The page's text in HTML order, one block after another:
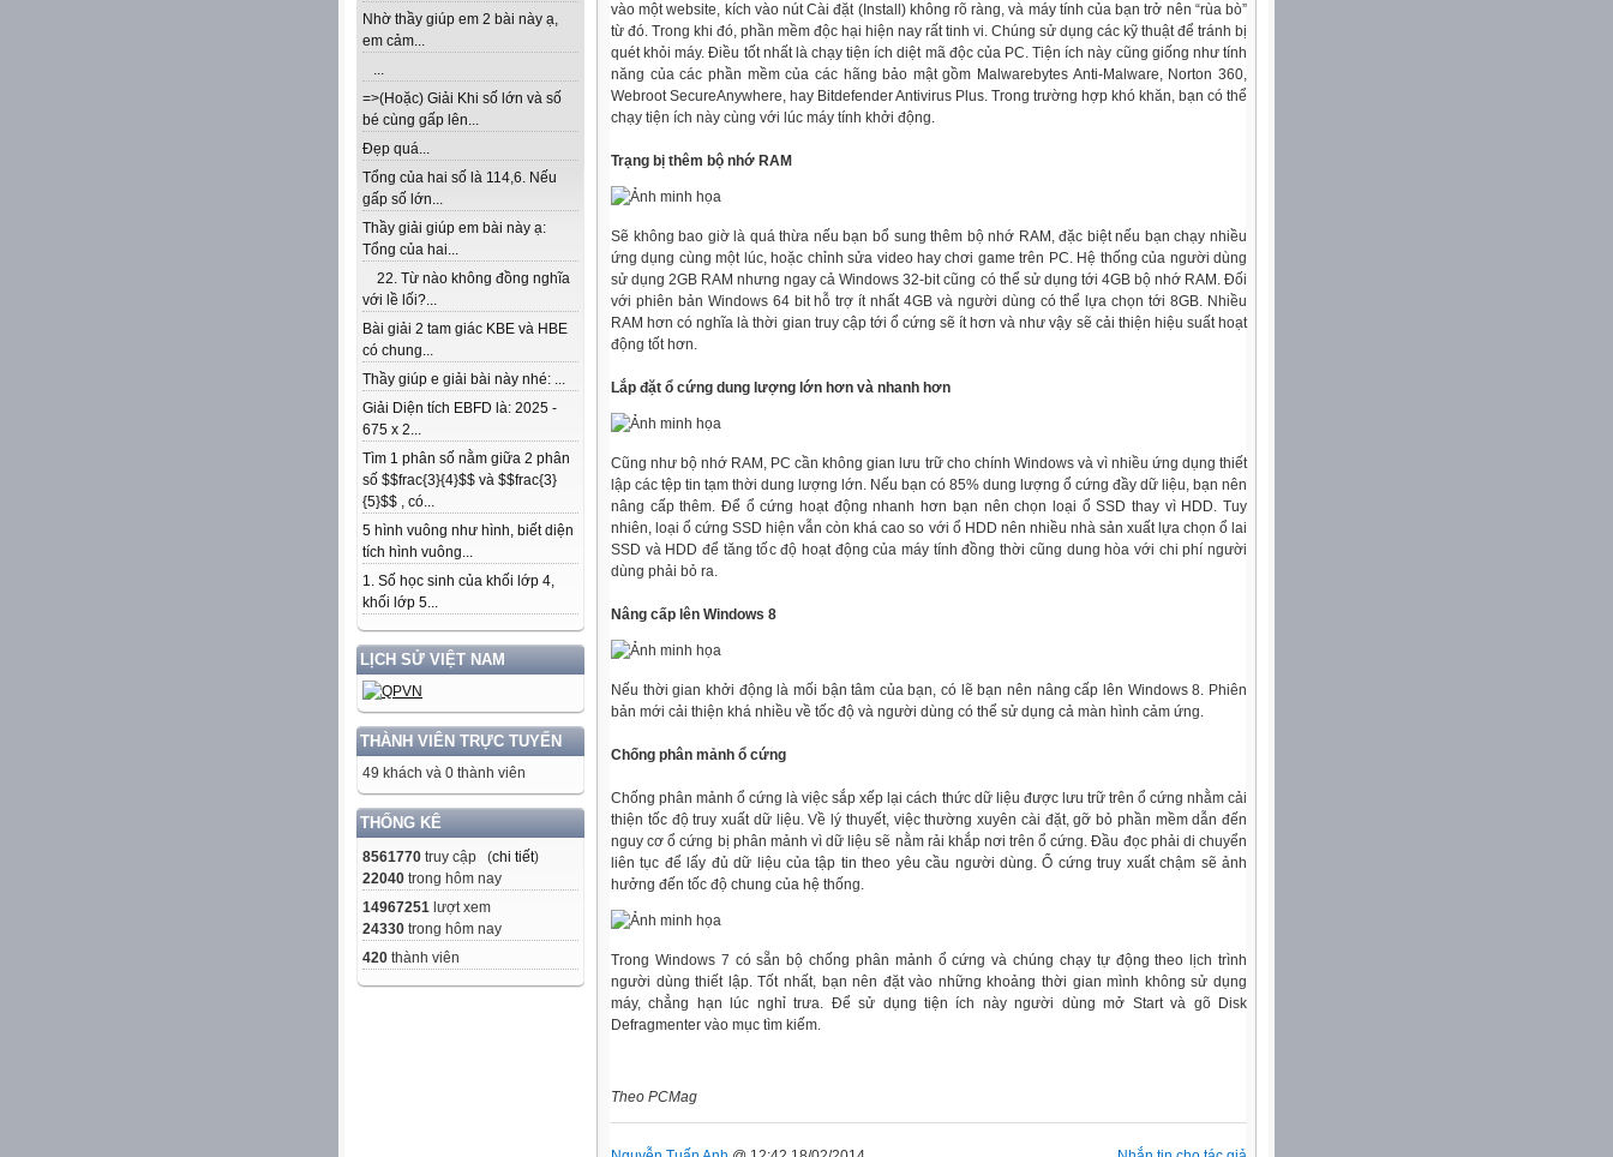
Nhờ thầy giúp em 2 bài này ạ,
em cảm...
...
=>(Hoặc) Giải Khi số lớn và số
bé cùng gấp lên...
Đẹp quá...
Tổng của hai số là 114,6. Nếu
gấp số lớn...
Thầy giải giúp em bài này ạ:
Tổng của hai...
22. Từ nào không đồng nghĩa
với lề lối?...
Bài giải 2 tam giác KBE và HBE
có chung...
Thầy giúp e giải bài này nhé: ...
Giải Diện tích EBFD là: 2025 -
675 x 2...
Tìm 1 phân số nằm giữa 2 phân
số $$frac{3}{4}$$ và $$frac{3}
{5}$$ , có...
5 hình vuông như hình, biết diện
tích hình vuông...
1. Số học sinh của khối lớp 4,
khối lớp 5...
LỊCH SỬ VIỆT NAM
THÀNH VIÊN TRỰC TUYẾN
49 khách và 0 thành viên
THỐNG KÊ
8561770 truy cập (chi tiết)
22040 trong hôm nay
14967251 lượt xem
24330 trong hôm nay
420 thành viên
vào một website, kích vào nút Cài đặt (Install) không rõ ràng, và máy tính của bạn trở nên “rùa bò”
từ đó. Trong khi đó, phần mềm độc hại hiện nay rất tinh vi. Chúng sử dụng các kỹ thuật để tránh bị
quét khỏi máy. Điều tốt nhất là chạy tiện ích diệt mã độc của PC. Tiện ích này cũng giống như tính
năng của các phần mềm của các hãng bảo mật gồm Malwarebytes Anti-Malware, Norton 360,
Webroot SecureAnywhere, hay Bitdefender Antivirus Plus. Trong trường hợp khó khăn, bạn có thể
chạy tiện ích này cùng với lúc máy tính khởi động.
Trạng bị thêm bộ nhớ RAM
Sẽ không bao giờ là quá thừa nếu bạn bổ sung thêm bộ nhớ RAM, đặc biệt nếu bạn chạy nhiều
ứng dụng cùng một lúc, hoặc chỉnh sửa video hay chơi game trên PC. Hệ thống của người dùng
sử dụng 2GB RAM nhưng ngay cả Windows 32-bit cũng có thể sử dụng tới 4GB bộ nhớ RAM. Đối
với phiên bản Windows 64 bit hỗ trợ ít nhất 4GB và người dùng có thể lựa chọn tới 8GB. Nhiều
RAM hơn có nghĩa là thời gian truy cập tới ổ cứng sẽ ít hơn và như vậy sẽ cải thiện hiệu suất hoạt
động tốt hơn.
Lắp đặt ổ cứng dung lượng lớn hơn và nhanh hơn
Cũng như bộ nhớ RAM, PC cần không gian lưu trữ cho chính Windows và vì nhiều ứng dụng thiết
lập các tệp tin tạm thời dung lượng lớn. Nếu bạn có 85% dung lượng ổ cứng đầy dữ liệu, bạn nên
nâng cấp thêm. Để ổ cứng hoạt động nhanh hơn bạn nên chọn loại ổ SSD thay vì HDD. Tuy
nhiên, loại ổ cứng SSD hiện vẫn còn khá cao so với ổ HDD nên nhiều nhà sản xuất lựa chọn ổ lai
SSD và HDD để tăng tốc độ hoạt động của máy tính đồng thời cũng dung hòa với chi phí người
dùng phải bỏ ra.
Nâng cấp lên Windows 8
Nếu thời gian khởi động là mối bận tâm của bạn, có lẽ bạn nên nâng cấp lên Windows 8. Phiên
bản mới cải thiện khá nhiều về tốc độ và người dùng có thể sử dụng cả màn hình cảm ứng.
Chống phân mảnh ổ cứng
Chống phân mảnh ổ cứng là việc sắp xếp lại cách thức dữ liệu được lưu trữ trên ổ cứng nhằm cải
thiện tốc độ truy xuất dữ liệu. Về lý thuyết, việc thường xuyên cài đặt, gỡ bỏ phần mềm dẫn đến
nguy cơ ổ cứng bị phân mảnh vì dữ liệu sẽ nằm rải khắp nơi trên ổ cứng. Đầu đọc phải di chuyển
liên tục để lấy đủ dữ liệu của tập tin theo yêu cầu người dùng. Ổ cứng truy xuất chậm sẽ ảnh
hưởng đến tốc độ chung của hệ thống.
Trong Windows 7 có sẵn bộ chống phân mảnh ổ cứng và chúng chạy tự động theo lịch trình
người dùng thiết lập. Tốt nhất, bạn nên đặt vào những khoảng thời gian mình không sử dụng
máy, chẳng hạn lúc nghỉ trưa. Để sử dụng tiện ích này người dùng mở Start và gõ Disk
Defragmenter vào mục tìm kiếm.
Theo PCMag